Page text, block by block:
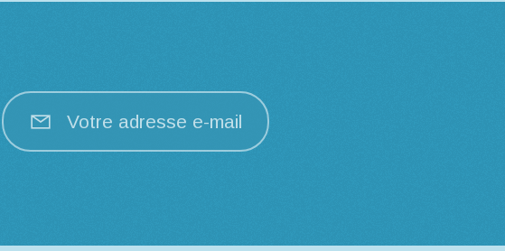
Votre adresse e-mail